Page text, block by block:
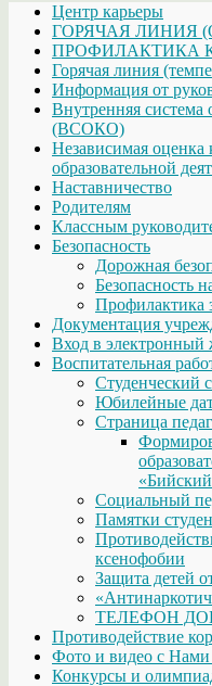
Центр карьеры
ГОРЯЧАЯ ЛИНИЯ
ПРОФИЛАКТИКА
Горячая линия
Информация от
Внутренняя система
(ВСОКО)
Независимая оценка
образовательной
Наставничество
Родителям
Классным
Безопасность
Дорожная
Безопасность
Профилактика
Документация
Вход в электронный
Воспитательная
Студенческий
Юбилейные
Страница
Социальный
Памятки
ксенофобии
Защита детей
ТЕЛЕФОН
Противодействие
Фото и видео с
Конкурсы и